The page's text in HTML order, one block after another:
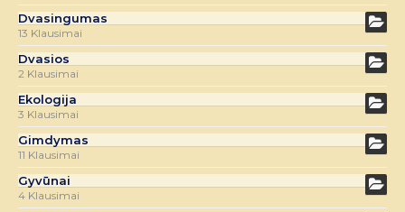
Dvasingumas
13 Klausimai
Dvasios
2 Klausimai
Ekologija
3 Klausimai
Gimdymas
11 Klausimai
Gyvūnai
4 Klausimai